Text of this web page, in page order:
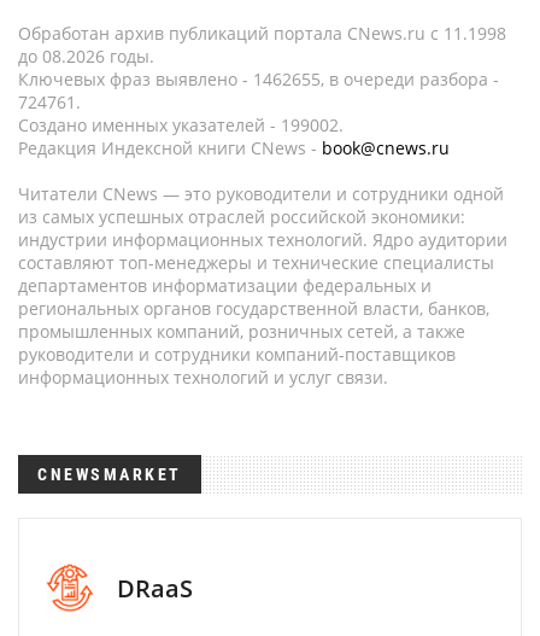
Обработан архив публикаций портала CNews.ru c 11.1998
до 08.2026 годы.
Ключевых фраз выявлено - 1462655, в очереди разбора -
724761.
Создано именных указателей - 199002.
Редакция Индексной книги CNews - book@cnews.ru
Читатели CNews — это руководители и сотрудники одной
из самых успешных отраслей российской экономики:
индустрии информационных технологий. Ядро аудитории
составляют топ-менеджеры и технические специалисты
департаментов информатизации федеральных и
региональных органов государственной власти, банков,
промышленных компаний, розничных сетей, а также
руководители и сотрудники компаний-поставщиков
информационных технологий и услуг связи.
CNEWSMARKET
DRaaS